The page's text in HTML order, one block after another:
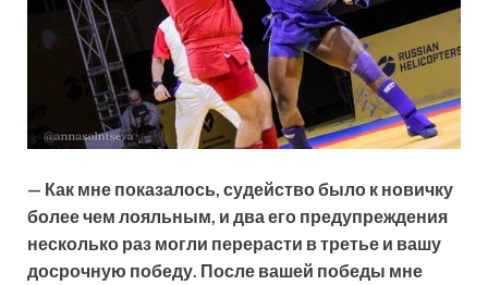
— Как мне показалось, судейство было к новичку
более чем лояльным, и два его предупреждения
несколько раз могли перерасти в третье и вашу
досрочную победу. После вашей победы мне